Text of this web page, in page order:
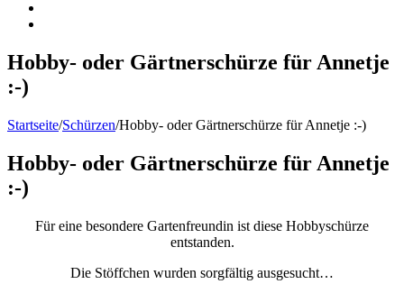
Hobby- oder Gärtnerschürze für Annetje
:-)
Startseite/Schürzen/Hobby- oder Gärtnerschürze für Annetje :-)
Hobby- oder Gärtnerschürze für Annetje
:-)
Für eine besondere Gartenfreundin ist diese Hobbyschürze
entstanden.
Die Stöffchen wurden sorgfältig ausgesucht…